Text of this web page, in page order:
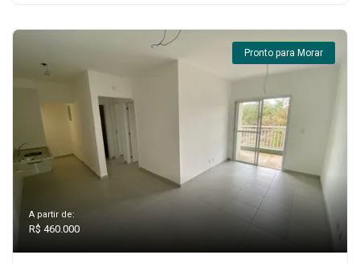
Pronto para Morar
A partir de:
R$ 460.000